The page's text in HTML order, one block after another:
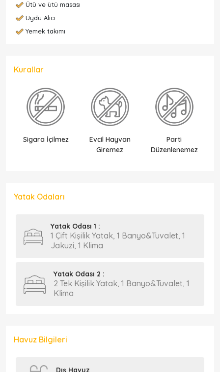
Ütü ve ütü masası
Uydu Alıcı
Yemek takımı
Kurallar
Sigara İçilmez
Evcil Hayvan
Giremez
Parti
Düzenlenemez
Yatak Odaları
Yatak Odası 1 :
1 Çift Kişilik Yatak, 1 Banyo&Tuvalet, 1
Jakuzi, 1 Klima
Yatak Odası 2 :
2 Tek Kişilik Yatak, 1 Banyo&Tuvalet, 1
Klima
Havuz Bilgileri
Dış Havuz